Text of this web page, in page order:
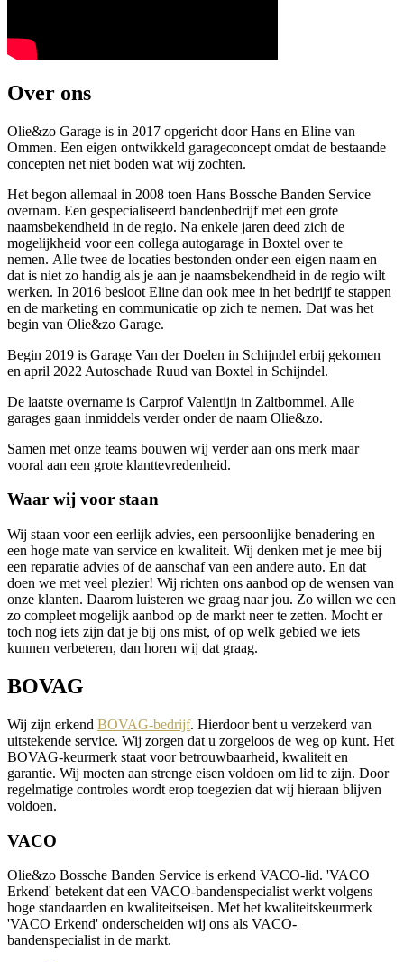
Over ons
Olie&zo Garage is in 2017 opgericht door Hans en Eline van
Ommen. Een eigen ontwikkeld garageconcept omdat de bestaande
concepten net niet boden wat wij zochten.
Het begon allemaal in 2008 toen Hans Bossche Banden Service
overnam. Een gespecialiseerd bandenbedrijf met een grote
naamsbekendheid in de regio. Na enkele jaren deed zich de
mogelijkheid voor een collega autogarage in Boxtel over te
nemen. Alle twee de locaties bestonden onder een eigen naam en
dat is niet zo handig als je aan je naamsbekendheid in de regio wilt
werken. In 2016 besloot Eline dan ook mee in het bedrijf te stappen
en de marketing en communicatie op zich te nemen. Dat was het
begin van Olie&zo Garage.
Begin 2019 is Garage Van der Doelen in Schijndel erbij gekomen
en april 2022 Autoschade Ruud van Boxtel in Schijndel.
De laatste overname is Carprof Valentijn in Zaltbommel. Alle
garages gaan inmiddels verder onder de naam Olie&zo.
Samen met onze teams bouwen wij verder aan ons merk maar
vooral aan een grote klanttevredenheid.
Waar wij voor staan
Wij staan voor een eerlijk advies, een persoonlijke benadering en
een hoge mate van service en kwaliteit. Wij denken met je mee bij
een reparatie advies of de aanschaf van een andere auto. En dat
doen we met veel plezier! Wij richten ons aanbod op de wensen van
onze klanten. Daarom luisteren we graag naar jou. Zo willen we een
zo compleet mogelijk aanbod op de markt neer te zetten. Mocht er
toch nog iets zijn dat je bij ons mist, of op welk gebied we iets
kunnen verbeteren, dan horen wij dat graag.
BOVAG
Wij zijn erkend BOVAG-bedrijf. Hierdoor bent u verzekerd van
uitstekende service. Wij zorgen dat u zorgeloos de weg op kunt. Het
BOVAG-keurmerk staat voor betrouwbaarheid, kwaliteit en
garantie. Wij moeten aan strenge eisen voldoen om lid te zijn. Door
regelmatige controles wordt erop toegezien dat wij hieraan blijven
voldoen.
VACO
Olie&zo Bossche Banden Service is erkend VACO-lid. 'VACO
Erkend' betekent dat een VACO-bandenspecialist werkt volgens
hoge standaarden en kwaliteitseisen. Met het kwaliteitskeurmerk
'VACO Erkend' onderscheiden wij ons als VACO-
bandenspecialist in de markt.